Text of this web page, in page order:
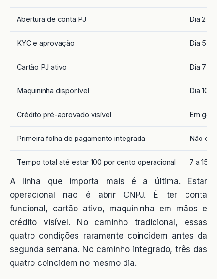
Abertura de conta PJ Dia 2 a
KYC e aprovação Dia 5 a
Cartão PJ ativo Dia 7 a
Maquininha disponível Dia 10
Crédito pré-aprovado visível Em
Primeira folha de pagamento integrada Não
Tempo total até estar 100 por cento operacional 7 a 15
A linha que importa mais é a última. Estar
operacional não é abrir CNPJ. É ter conta
funcional, cartão ativo, maquininha em mãos e
crédito visível. No caminho tradicional, essas
quatro condições raramente coincidem antes da
segunda semana. No caminho integrado, três das
quatro coincidem no mesmo dia.